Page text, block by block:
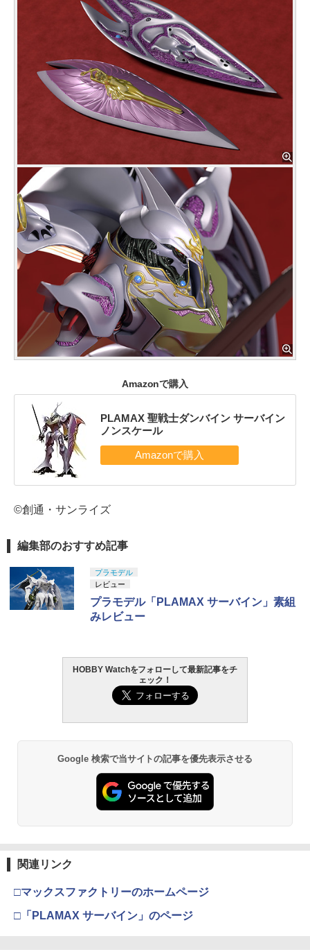
Amazonで購入
PLAMAX 聖戦士ダンバイン サーバイン
ノンスケール
©創通・サンライズ
編集部のおすすめ記事
プラモデル
レビュー
プラモデル「PLAMAX サーバイン」素組
みレビュー
HOBBY Watchをフォローして最新記事をチ
ェック！
Google 検索で当サイトの記事を優先表示させる
関連リンク
□マックスファクトリーのホームページ
□「PLAMAX サーバイン」のページ